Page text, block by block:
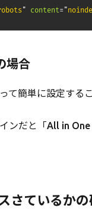
" content= "
場合
て簡単に設定する
ンだと「All in One
さているか